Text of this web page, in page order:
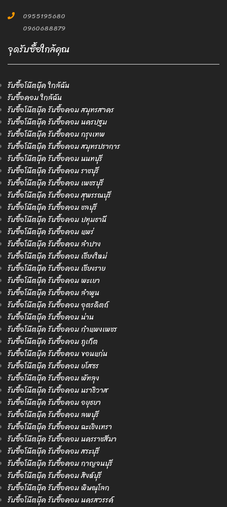
0955195680
0960688879
จุดรับซื้อใกล้คุณ
รับซื้อโน๊ตบุ๊ค ใกล้ฉัน
รับซื้อคอม ใกล้ฉัน
รับซื้อโน๊ตบุ๊ค รับซื้อคอม สมุทรสาคร
รับซื้อโน๊ตบุ๊ค รับซื้อคอม นครปฐม
รับซื้อโน๊ตบุ๊ค รับซื้อคอม กรุงเทพ
รับซื้อโน๊ตบุ๊ค รับซื้อคอม สมุทรปราการ
รับซื้อโน๊ตบุ๊ค รับซื้อคอม นนทบุรี
รับซื้อโน๊ตบุ๊ค รับซื้อคอม ราชบุรี
รับซื้อโน๊ตบุ๊ค รับซื้อคอม เพชรบุรี
รับซื้อโน๊ตบุ๊ค รับซื้อคอม สุพรรณบุรี
รับซื้อโน๊ตบุ๊ค รับซื้อคอม ชลบุรี
รับซื้อโน๊ตบุ๊ค รับซื้อคอม ปทุมธานี
รับซื้อโน๊ตบุ๊ค รับซื้อคอม แพร่
รับซื้อโน๊ตบุ๊ค รับซื้อคอม ลำปาง
รับซื้อโน๊ตบุ๊ค รับซื้อคอม เชียงใหม่
รับซื้อโน๊ตบุ๊ค รับซื้อคอม เชียงราย
รับซื้อโน๊ตบุ๊ค รับซื้อคอม พะเยา
รับซื้อโน๊ตบุ๊ค รับซื้อคอม ลำพูน
รับซื้อโน๊ตบุ๊ค รับซื้อคอม อุตรดิตถ์
รับซื้อโน๊ตบุ๊ค รับซื้อคอม น่าน
รับซื้อโน๊ตบุ๊ค รับซื้อคอม กำแพงเพชร
รับซื้อโน๊ตบุ๊ค รับซื้อคอม ภูเก็ต
รับซื้อโน๊ตบุ๊ค รับซื้อคอม ขอนแก่น
รับซื้อโน๊ตบุ๊ค รับซื้อคอม ยโสธร
รับซื้อโน๊ตบุ๊ค รับซื้อคอม พัทลุง
รับซื้อโน๊ตบุ๊ค รับซื้อคอม นราธิวาส
รับซื้อโน๊ตบุ๊ค รับซื้อคอม อยุธยา
รับซื้อโน๊ตบุ๊ค รับซื้อคอม ลพบุรี
รับซื้อโน๊ตบุ๊ค รับซื้อคอม ฉะเชิงเทรา
รับซื้อโน๊ตบุ๊ค รับซื้อคอม นครราชสีมา
รับซื้อโน๊ตบุ๊ค รับซื้อคอม สระบุรี
รับซื้อโน๊ตบุ๊ค รับซื้อคอม กาญจนบุรี
รับซื้อโน๊ตบุ๊ค รับซื้อคอม สิงห์บุรี
รับซื้อโน๊ตบุ๊ค รับซื้อคอม พิษณุโลก
รับซื้อโน๊ตบุ๊ค รับซื้อคอม นครสวรรค์